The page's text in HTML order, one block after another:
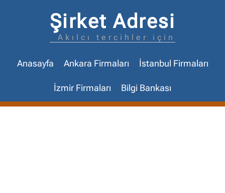
Şirket Adresi
Akılcı tercihler için
Anasayfa Ankara Firmaları İstanbul Firmaları
İzmir Firmaları Bilgi Bankası